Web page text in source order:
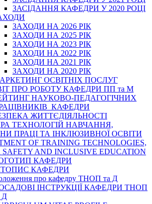
ЗАСІДАННЯ КАФЕДРИ У 2020 РОЦІ
ЗАХОДИ НА 2026 РІК
ЗАХОДИ НА 2025 РІК
ЗАХОДИ НА 2023 РІК
ЗАХОДИ НА 2022 РІК
ЗАХОДИ НА 2021 РІК
ЗАХОДИ НА 2020 РІК
ОСВІТНІХ ПОСЛУГ
ПРО РОБОТУ КАФЕДРИ ПП та М
НАУКОВО-ПЕДАГОГІЧНИХ
КАФЕДРИ
ЖИТТЄДІЯЛЬНОСТІ
ТЕХНОЛОГІЙ НАВЧАННЯ,
ПРАЦІ ТА ІНКЛЮЗИВНОЇ ОСВІТИ
OF TRAINING TECHNOLOGIES,
AND INCLUSIVE EDUCATION
КАФЕДРИ
КАФЕДРИ
про кафедру ТНОП та Д
ІНСТРУКЦІЇ КАФЕДРИ ТНОП
Д